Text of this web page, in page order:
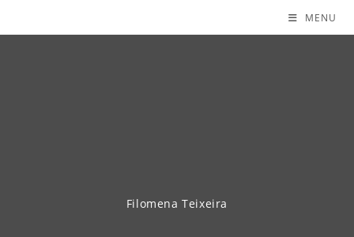
MENU
Filomena Teixeira